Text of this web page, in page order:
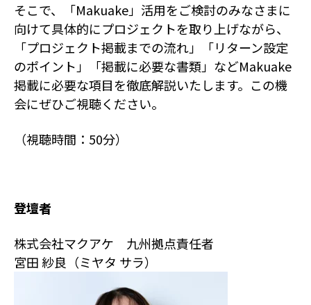
そこで、「Makuake」活用をご検討のみなさまに
向けて具体的にプロジェクトを取り上げながら、
「プロジェクト掲載までの流れ」「リターン設定
のポイント」「掲載に必要な書類」などMakuake
掲載に必要な項目を徹底解説いたします。この機
会にぜひご視聴ください。
（視聴時間：50分）
登壇者
株式会社マクアケ 九州拠点責任者
宮田 紗良（ミヤタ サラ）